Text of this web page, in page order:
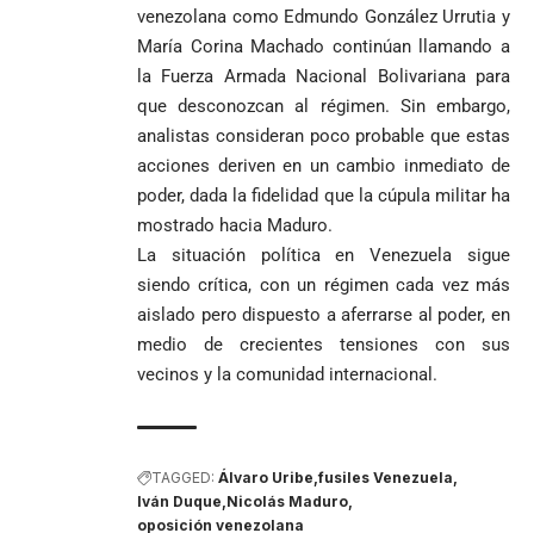
venezolana como Edmundo González Urrutia y
María Corina Machado continúan llamando a
la Fuerza Armada Nacional Bolivariana para
que desconozcan al régimen. Sin embargo,
analistas consideran poco probable que estas
acciones deriven en un cambio inmediato de
poder, dada la fidelidad que la cúpula militar ha
mostrado hacia Maduro.
La situación política en Venezuela sigue
siendo crítica, con un régimen cada vez más
aislado pero dispuesto a aferrarse al poder, en
medio de crecientes tensiones con sus
vecinos y la comunidad internacional.
TAGGED: Álvaro Uribe fusiles Venezuela
Iván Duque Nicolás Maduro
oposición venezolana